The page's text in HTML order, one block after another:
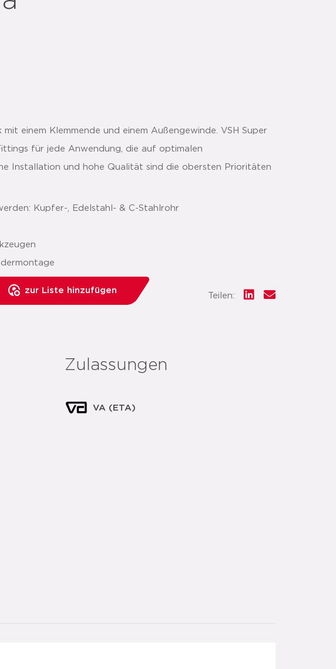
einem Klemmende und einem Außengewinde. VSH Super
für jede Anwendung, die auf optimalen
Installation und hohe Qualität sind die obersten Prioritäten
Kupfer-, Edelstahl- & C-Stahlrohr
zur Liste hinzufügen
Teilen:
Zulassungen
VA (ETA)